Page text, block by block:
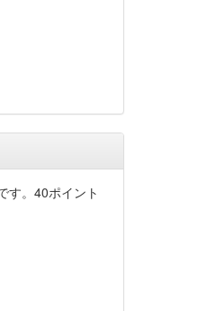
す。40ポイント